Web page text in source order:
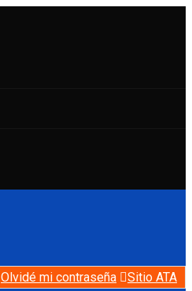
Olvidé mi contraseña Sitio ATA